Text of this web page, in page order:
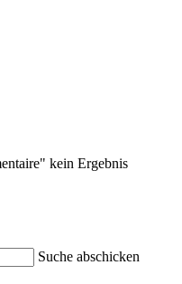
kein Ergebnis
Suche abschicken